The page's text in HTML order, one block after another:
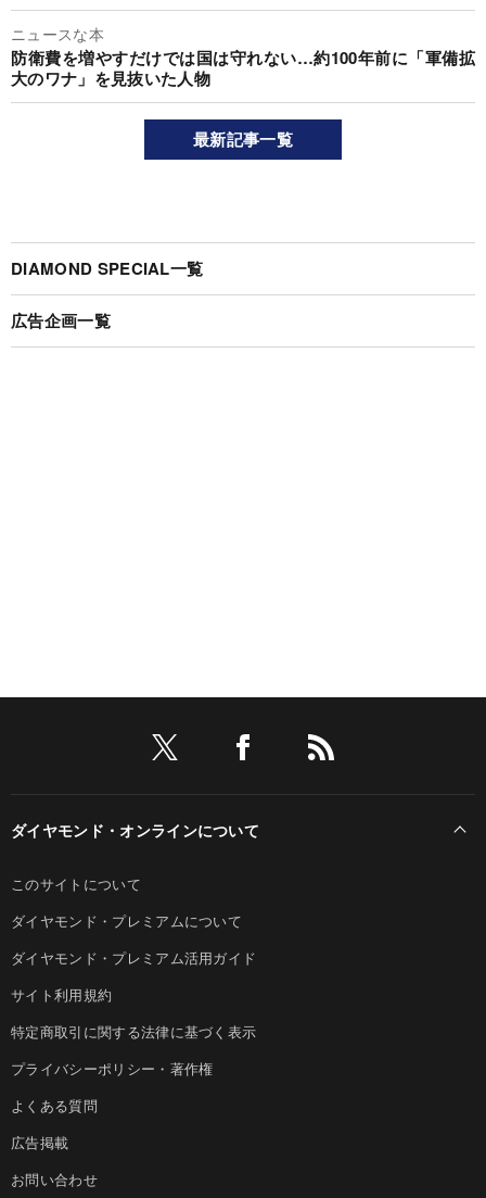
ニュースな本
防衛費を増やすだけでは国は守れない…約100年前に「軍備拡
大のワナ」を見抜いた人物
最新記事一覧
DIAMOND SPECIAL一覧
広告企画一覧
ダイヤモンド・オンラインについて
このサイトについて
ダイヤモンド・プレミアムについて
ダイヤモンド・プレミアム活用ガイド
サイト利用規約
特定商取引に関する法律に基づく表示
プライバシーポリシー・著作権
よくある質問
広告掲載
お問い合わせ